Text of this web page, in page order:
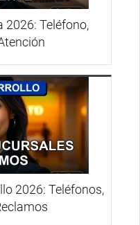
2026: Teléfono,
2026: Teléfonos,